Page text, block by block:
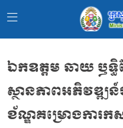
ឯកឧត្ដម ឆាយ ឫទ្
ស្ថានភាពអភិវឌ្ឍ
ខ័ណ្ឌគម្រោងការក